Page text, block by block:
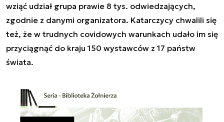
wziąć udział grupa prawie 8 tys. odwiedzających,
zgodnie z danymi organizatora. Katarczycy chwalili się
też, że w trudnych covidowych warunkach udało im się
przyciągnąć do kraju 150 wystawców z 17 państw
świata.